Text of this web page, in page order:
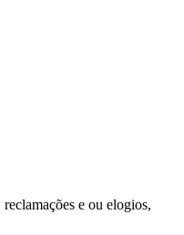
e ou elogios,